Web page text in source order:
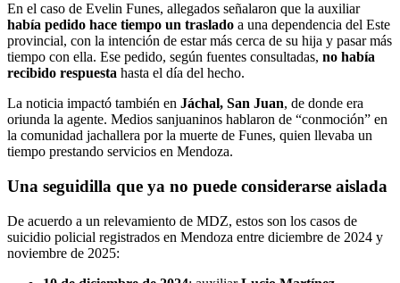
En el caso de Evelin Funes, allegados señalaron que la auxiliar
había pedido hace tiempo un traslado a una dependencia del Este
provincial, con la intención de estar más cerca de su hija y pasar más
tiempo con ella. Ese pedido, según fuentes consultadas, no había
recibido respuesta hasta el día del hecho.
La noticia impactó también en Jáchal, San Juan, de donde era
oriunda la agente. Medios sanjuaninos hablaron de “conmoción” en
la comunidad jachallera por la muerte de Funes, quien llevaba un
tiempo prestando servicios en Mendoza.
Una seguidilla que ya no puede considerarse aislada
De acuerdo a un relevamiento de MDZ, estos son los casos de
suicidio policial registrados en Mendoza entre diciembre de 2024 y
noviembre de 2025: